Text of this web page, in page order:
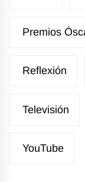
Premios
Reflexión
Televisión
YouTube